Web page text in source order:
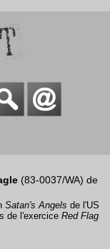
(83-0037/WA) de
Satan's Angels de l'US
de l'exercice Red Flag